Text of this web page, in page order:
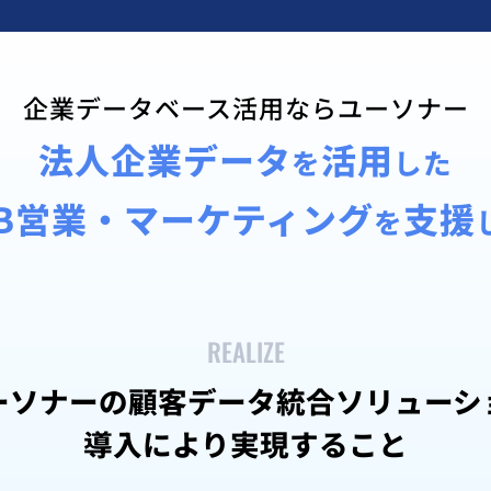
企業データベース活用ならユーソナー
法人企業データを活用 した
業・マーケティングを支援
REALIZE
ナーの顧客データ統合ソリューシ
導入により実現すること